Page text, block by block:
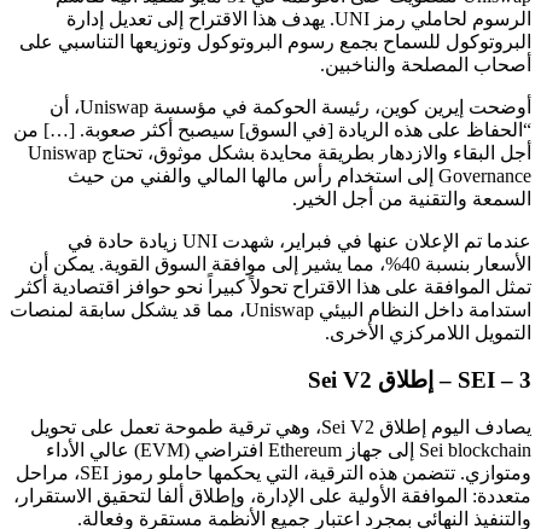
الرسوم لحاملي رمز UNI. يهدف هذا الاقتراح إلى تعديل إدارة
البروتوكول للسماح بجمع رسوم البروتوكول وتوزيعها التناسبي على
أصحاب المصلحة والناخبين.
أوضحت إيرين كوين، رئيسة الحوكمة في مؤسسة Uniswap، أن
“الحفاظ على هذه الريادة [في السوق] سيصبح أكثر صعوبة. […] من
أجل البقاء والازدهار بطريقة محايدة بشكل موثوق، تحتاج Uniswap
Governance إلى استخدام رأس مالها المالي والفني من حيث
السمعة والتقنية من أجل الخير.
عندما تم الإعلان عنها في فبراير، شهدت UNI زيادة حادة في
الأسعار بنسبة 40%، مما يشير إلى موافقة السوق القوية. يمكن أن
تمثل الموافقة على هذا الاقتراح تحولاً كبيراً نحو حوافز اقتصادية أكثر
استدامة داخل النظام البيئي Uniswap، مما قد يشكل سابقة لمنصات
التمويل اللامركزي الأخرى.
3 – SEI – إطلاق Sei V2
يصادف اليوم إطلاق Sei V2، وهي ترقية طموحة تعمل على تحويل
Sei blockchain إلى جهاز Ethereum افتراضي (EVM) عالي الأداء
ومتوازي. تتضمن هذه الترقية، التي يحكمها حاملو رموز SEI، مراحل
متعددة: الموافقة الأولية على الإدارة، وإطلاق ألفا لتحقيق الاستقرار،
والتنفيذ النهائي بمجرد اعتبار جميع الأنظمة مستقرة وفعالة.